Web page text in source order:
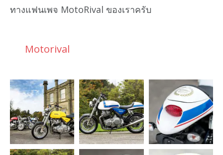
ทางแฟนเพจ MotoRival ของเราครับ
Motorival